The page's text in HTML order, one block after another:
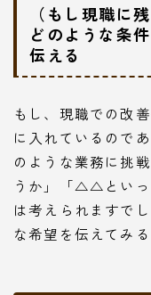
（もし現職に
どのような条
伝える
もし、現職での改
に入れているので
のような業務に挑
うか」「△△といっ
は考えられますで
な希望を伝えてみ